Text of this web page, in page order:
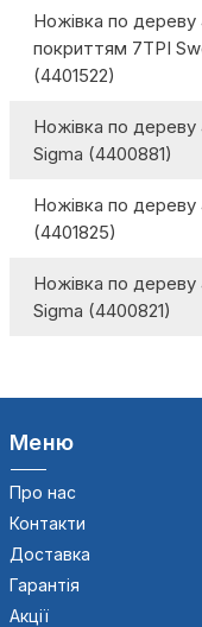
Ножівка по
покриттям 7TPI
(4401522)
Ножівка по
Sigma (4400881)
Ножівка по
(4401825)
Ножівка по
Sigma (4400821)
Меню
Про нас
Контакти
Доставка
Гарантія
Акції